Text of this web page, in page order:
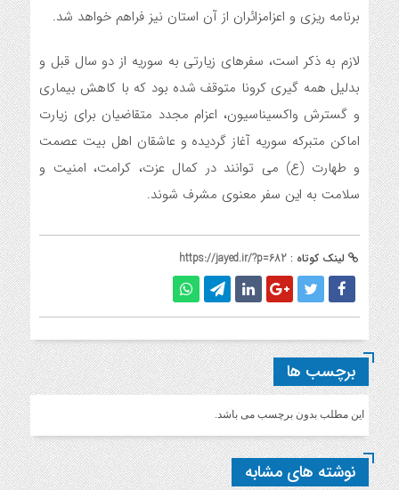
برنامه ریزی و اعزامزائران از آن استان نیز فراهم خواهد شد.
لازم به ذکر است، سفرهای زیارتی به سوریه از دو سال قبل و
بدلیل همه گیری کرونا متوقف شده بود که با کاهش بیماری
و گسترش واکسیناسیون، اعزام مجدد متقاضیان برای زیارت
اماکن متبرکه سوریه آغاز گردیده و عاشقان اهل بیت عصمت
و طهارت (ع) می توانند در کمال عزت، کرامت، امنیت و
سلامت به این سفر معنوی مشرف شوند.
لینک کوتاه : https://jayed.ir/?p=682
برچسب ها
این مطلب بدون برچسب می باشد.
نوشته های مشابه